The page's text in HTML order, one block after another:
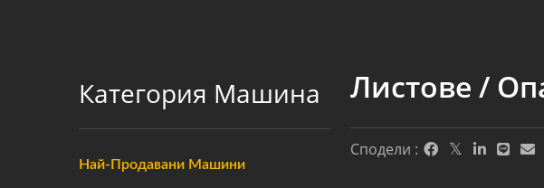
Категория Машина
Най-Продавани Машини
Листове /
Сподели :